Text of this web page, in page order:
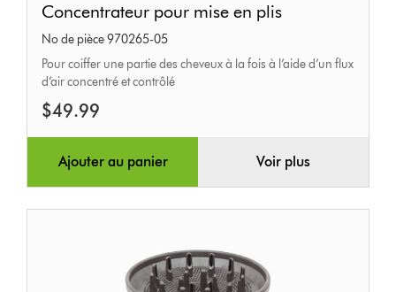
pour
mise
en
Concentrateur pour mise en plis
No de pièce 970265-05
Pour coiffer une partie des cheveux à la fois à l’aide d’un flux
d’air concentré et contrôlé
$49.99
Ajouter au panier Voir plus